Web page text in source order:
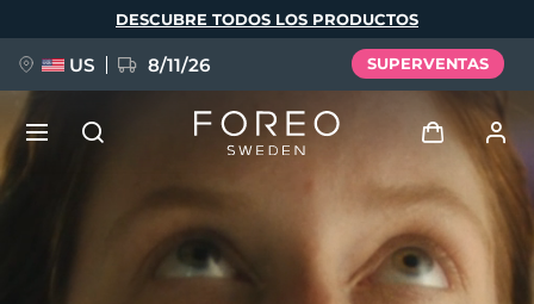
DESCUBRE TODOS LOS PRODUCTOS
US 8/11/26 SUPERVENTAS
Iniciar sesión
Perfil de usuario
BREAKING NEWS